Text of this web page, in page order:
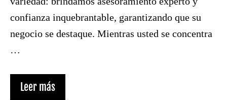
confianza inquebrantable, garantizando que su
negocio se destaque. Mientras usted se concentra
…
Leer más